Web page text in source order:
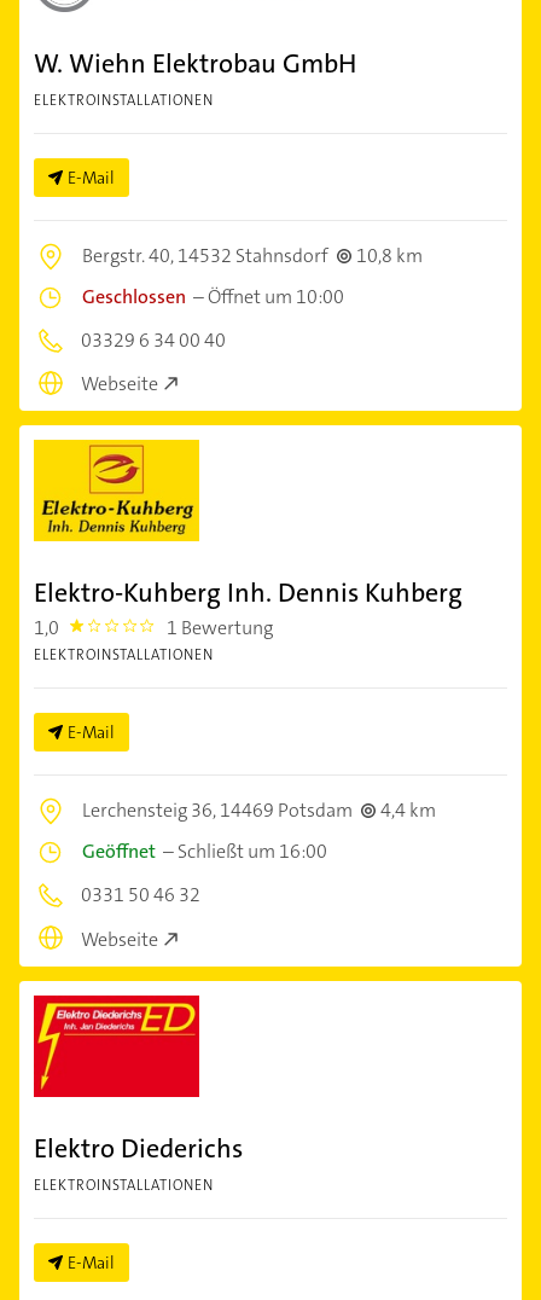
W. Wiehn Elektrobau GmbH
ELEKTROINSTALLATIONEN
E-Mail
Bergstr. 40,14532 Stahnsdorf
10,8 km
Geschlossen –Öffnet um 10:00
03329 6 34 00 40
Webseite
Elektro-Kuhberg Inh. Dennis Kuhberg
1,0 1.0 1 Bewertung
ELEKTROINSTALLATIONEN
E-Mail
Lerchensteig 36,14469 Potsdam
4,4 km
Geöffnet –Schließt um 16:00
0331 50 46 32
Webseite
Elektro Diederichs
ELEKTROINSTALLATIONEN
E-Mail